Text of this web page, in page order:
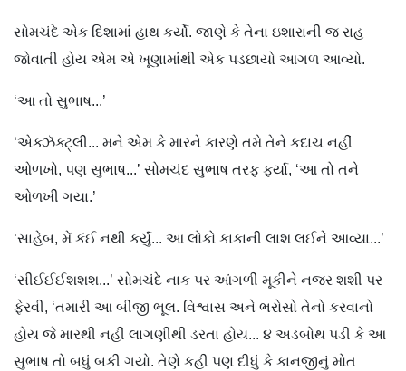
સોમચંદે એક દિશામાં હાથ કર્યો. જાણે કે તેના ઇશારાની જ રાહ
જોવાતી હોય એમ એ ખૂણામાંથી એક પડછાયો આગળ આવ્યો.
‘આ તો સુભાષ...’
‘એક્ઝૅક્ટ્લી... મને એમ કે મારને કારણે તમે તેને કદાચ નહીં
ઓળખો, પણ સુભાષ...’ સોમચંદ સુભાષ તરફ ફર્યા, ‘આ તો તને
ઓળખી ગયા.’
‘સાહેબ, મેં કંઈ નથી કર્યું... આ લોકો કાકાની લાશ લઈને આવ્યા...’
‘સીઈઈઈશશશ...’ સોમચંદે નાક પર આંગળી મૂકીને નજર શશી પર
ફેરવી, ‘તમારી આ બીજી ભૂલ. વિશ્વાસ અને ભરોસો તેનો કરવાનો
હોય જે મારથી નહીં લાગણીથી ડરતા હોય... ૪ અડબોથ પડી કે આ
સુભાષ તો બધું બકી ગયો. તેણે કહી પણ દીધું કે કાનજીનું મોત